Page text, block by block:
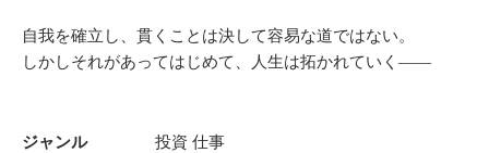
自我を確立し、貫くことは決して容易な道ではない。
しかしそれがあってはじめて、人生は拓かれていく——
ジャンル 投資 仕事